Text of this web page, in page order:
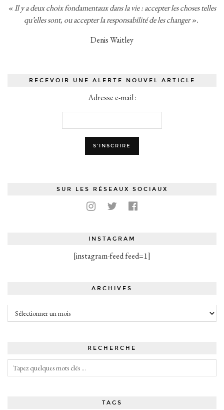
« Il y a deux choix fondamentaux dans la vie : accepter les choses telles
qu’elles sont, ou accepter la responsabilité de les changer ».
Denis Waitley
RECEVOIR UNE ALERTE NOUVEL ARTICLE
Adresse e-mail :
SUR LES RÉSEAUX SOCIAUX
INSTAGRAM
[instagram-feed feed=1]
ARCHIVES
Archives
RECHERCHE
TAGS